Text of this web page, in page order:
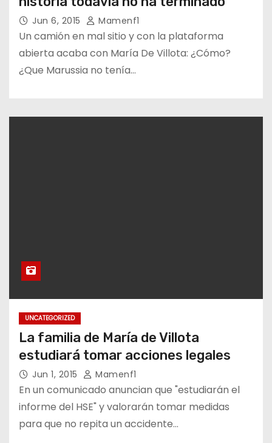
Jun 6, 2015 Mamenf1
Un camión en mal sitio y con la plataforma
abierta acaba con María De Villota: ¿Cómo?
¿Que Marussia no tenía…
UNCATEGORIZED
La familia de María de Villota
estudiará tomar acciones legales
Jun 1, 2015 Mamenf1
En un comunicado anuncian que "estudiarán el
informe del HSE" y valorarán tomar medidas
para que no repita un accidente…